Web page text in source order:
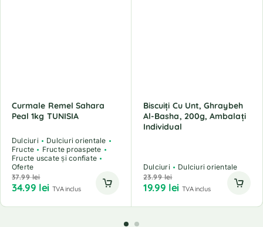
Curmale Remel Sahara
Peal 1kg TUNISIA
Dulciuri
Dulciuri orientale
Fructe
Fructe proaspete
Fructe uscate și confiate
Oferte
37.99lei
34.99 lei TVA inclus
Biscuiți Cu Unt, Ghraybeh
Al-Basha, 200g, Ambalați
Individual
Dulciuri
Dulciuri orientale
23.99lei
19.99 lei TVA inclus